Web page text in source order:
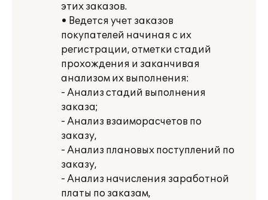
этих заказов.
• Ведется учет заказов
покупателей начиная с их
регистрации, отметки стадий
прохождения и заканчивая
анализом их выполнения:
- Анализ стадий выполнения
заказа;
- Анализ взаиморасчетов по
заказу,
- Анализ плановых поступлений по
заказу,
- Анализ начисления заработной
платы по заказам,